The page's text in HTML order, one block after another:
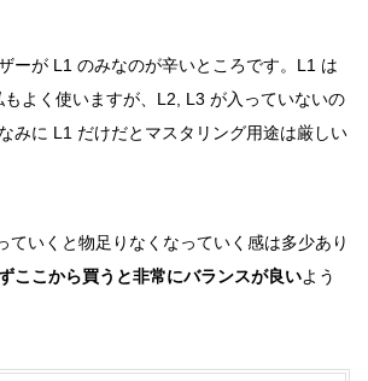
ーが L1 のみなのが辛いところです。L1 は
よく使いますが、L2, L3 が入っていないの
みに L1 だけだとマスタリング用途は厳しい
ていくと物足りなくなっていく感は多少あり
ここから買うと非常にバランスが良いよう